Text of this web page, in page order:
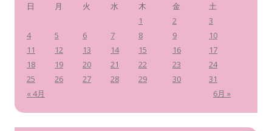
日
月 火 水 木 金 土
« 4月 6月 »
1 2
3
4
5 6 7 8 9
10
11
12 13 14 15 16
17
18
19 20 21 22 23
24
25
26 27 28 29 30 31